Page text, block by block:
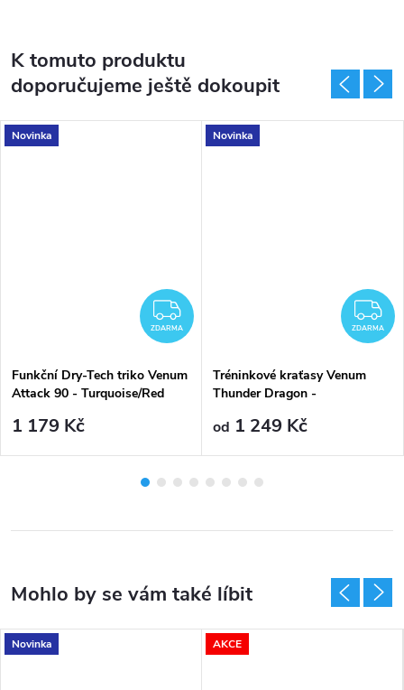
K tomuto produktu
doporučujeme ještě dokoupit
Novinka
ZDARMA
ZDARMA
Funkční Dry-Tech triko Venum
Attack 90 - Turquoise/Red
1 179 Kč
Novinka
ZDARMA
Tréninkové kraťasy Venum
Thunder Dragon -
od 1 249 Kč
Novinka AKCE